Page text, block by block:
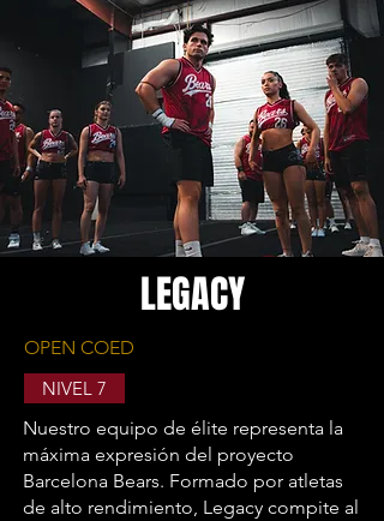
LEGACY
OPEN COED
NIVEL 7
Nuestro equipo de élite representa la
máxima expresión del proyecto
Barcelona Bears. Formado por atletas
de alto rendimiento, Legacy compite al